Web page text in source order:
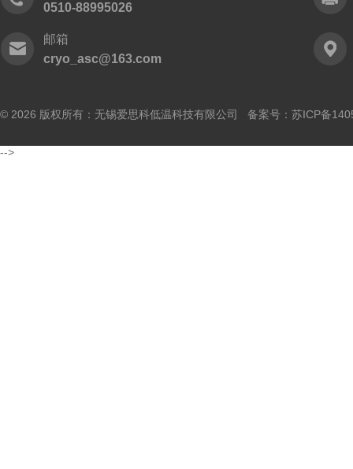
0510-88995026
邮箱
cryo_asc@163.com
© 2026 版权所有：无锡爱思科低温科技有限公司 备案号： 苏ICP备
-->